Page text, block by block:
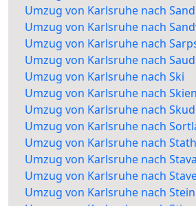
Umzug von Karlsruhe nach
Umzug von Karlsruhe nach
Umzug von Karlsruhe nach
Umzug von Karlsruhe nach
Umzug von Karlsruhe nach Ski
Umzug von Karlsruhe nach Skien
Umzug von Karlsruhe nach
Umzug von Karlsruhe nach
Umzug von Karlsruhe nach
Umzug von Karlsruhe nach
Umzug von Karlsruhe nach
Umzug von Karlsruhe nach